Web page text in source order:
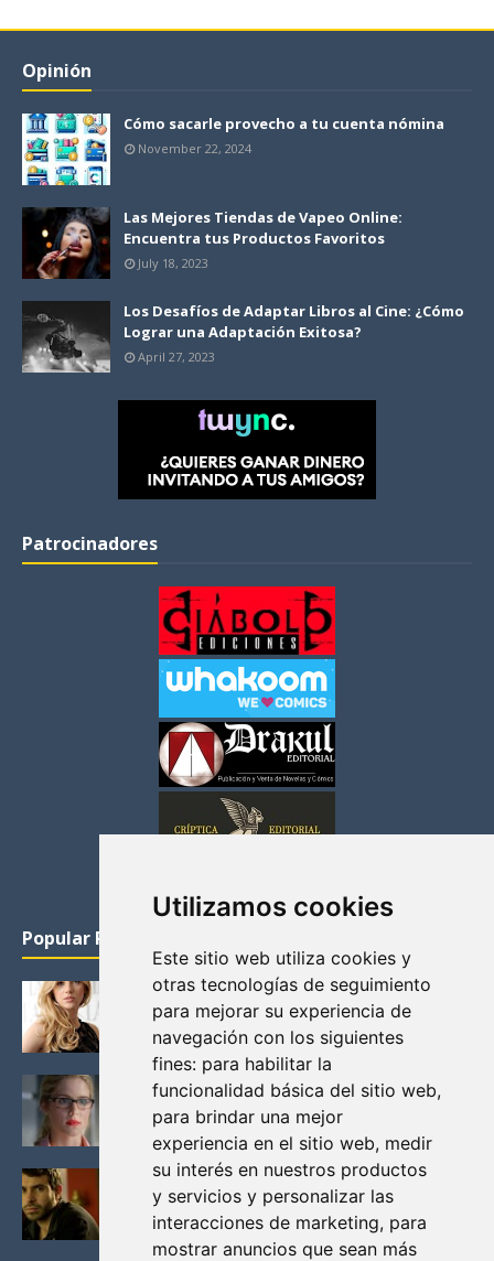
Utilizamos cookies
Este sitio web utiliza cookies y
otras tecnologías de seguimiento
para mejorar su experiencia de
navegación con los siguientes
fines: para habilitar la
funcionalidad básica del sitio web,
para brindar una mejor
experiencia en el sitio web, medir
su interés en nuestros productos
y servicios y personalizar las
interacciones de marketing, para
mostrar anuncios que sean más
Opinión
Cómo sacarle provecho a tu cuenta nómina
November 22, 2024
Las Mejores Tiendas de Vapeo Online:
Encuentra tus Productos Favoritos
July 18, 2023
Los Desafíos de Adaptar Libros al Cine: ¿Cómo
Lograr una Adaptación Exitosa?
April 27, 2023
Patrocinadores
Popular Posts
KATHERYN WINNICK: LA ACTRIZ MAS GUAPA DE
VIKINGOS
Junio 14, 2013
FELICITY (EMILY BETT RICKARDS), LAS FOTOS
MAS BONITAS DE LA ALIADA DE ARROW
Noviembre 30, 2013
BLACK MIRROR: TODA TU HISTORIA. EPISODIO 3.
LA CRITICA
Mayo 17, 2012